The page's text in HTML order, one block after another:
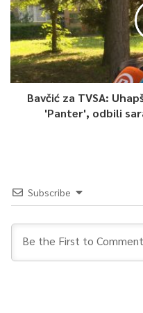
sfere života i da našem
invaliditetom imaju
kao i svako tipično dijete i
rekla je Bučan.
Bavčić za TVSA:
'Panter', odbili
Subscribe